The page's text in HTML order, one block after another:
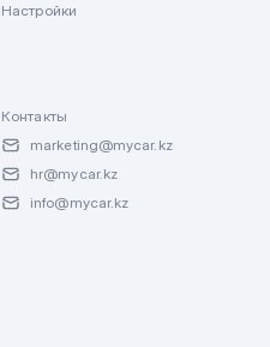
Настройки
Контакты
marketing@mycar.kz
hr@mycar.kz
info@mycar.kz